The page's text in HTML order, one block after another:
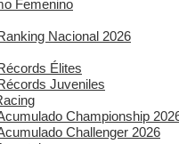
Femenino
Nacional 2026
Élites
Juveniles
Championship
Challenger 2026